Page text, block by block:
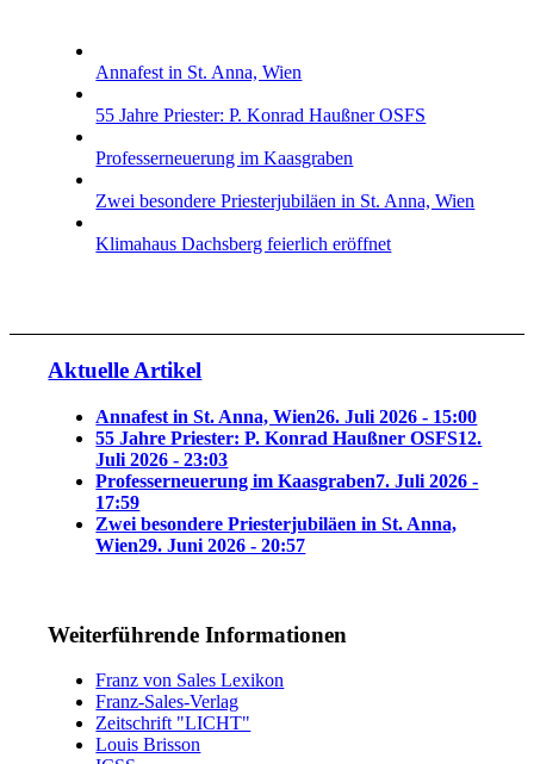
Annafest in St. Anna, Wien
55 Jahre Priester: P. Konrad Haußner OSFS
Professerneuerung im Kaasgraben
Zwei besondere Priesterjubiläen in St. Anna, Wien
Klimahaus Dachsberg feierlich eröffnet
Aktuelle Artikel
Annafest in St. Anna, Wien26. Juli 2026 - 15:00
55 Jahre Priester: P. Konrad Haußner OSFS12.
Juli 2026 - 23:03
Professerneuerung im Kaasgraben7. Juli 2026 -
17:59
Zwei besondere Priesterjubiläen in St. Anna,
Wien29. Juni 2026 - 20:57
Weiterführende Informationen
Franz von Sales Lexikon
Franz-Sales-Verlag
Zeitschrift "LICHT"
Louis Brisson